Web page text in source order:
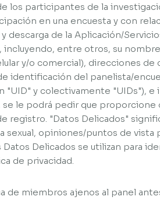
los participantes de la
en una encuesta y con
de la Aplicación/
entre otros, su
y/o comercial), direcciones
identificación del panelista/
y colectivamente "UIDs"), e
le podrá pedir que proporcione
registro. "Datos Delicados"
sexual, opiniones/puntos de
Delicados se utilizan para
de privacidad.
de miembros ajenos al panel